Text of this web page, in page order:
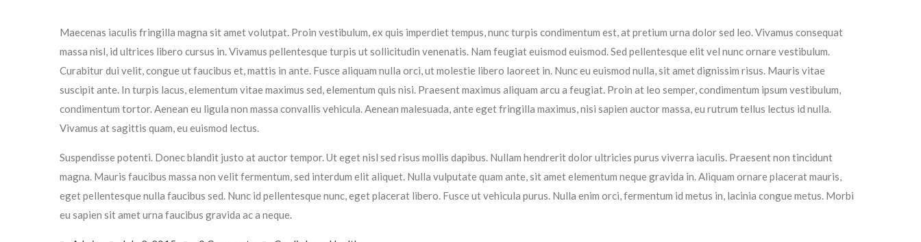
Maecenas iaculis fringilla magna sit amet volutpat. Proin vestibulum, ex quis imperdiet tempus, nunc turpis condimentum est, at pretium urna dolor sed leo. Vivamus consequat
massa nisl, id ultrices libero cursus in. Vivamus pellentesque turpis ut sollicitudin venenatis. Nam feugiat euismod euismod. Sed pellentesque elit vel nunc ornare vestibulum.
Curabitur dui velit, congue ut faucibus et, mattis in ante. Fusce aliquam nulla orci, ut molestie libero laoreet in. Nunc eu euismod nulla, sit amet dignissim risus. Mauris vitae
suscipit ante. In turpis lacus, elementum vitae maximus sed, elementum quis nisi. Praesent maximus aliquam arcu a feugiat. Proin at leo semper, condimentum ipsum vestibulum,
condimentum tortor. Aenean eu ligula non massa convallis vehicula. Aenean malesuada, ante eget fringilla maximus, nisi sapien auctor massa, eu rutrum tellus lectus id nulla.
Vivamus at sagittis quam, eu euismod lectus.
Suspendisse potenti. Donec blandit justo at auctor tempor. Ut eget nisl sed risus mollis dapibus. Nullam hendrerit dolor ultricies purus viverra iaculis. Praesent non tincidunt
magna. Mauris faucibus massa non velit fermentum, sed interdum elit aliquet. Nulla vulputate quam ante, sit amet elementum neque gravida in. Aliquam ornare placerat mauris,
eget pellentesque nulla faucibus sed. Nunc id pellentesque nunc, eget placerat libero. Fusce ut vehicula purus. Nulla enim orci, fermentum id metus in, lacinia congue metus. Morbi
eu sapien sit amet urna faucibus gravida ac a neque.